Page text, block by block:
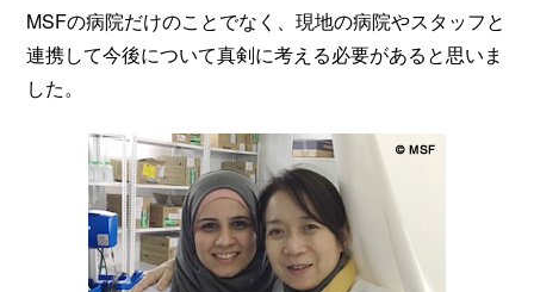
MSFの病院だけのことでなく、現地の病院やスタッフと
連携して今後について真剣に考える必要があると思いま
した。